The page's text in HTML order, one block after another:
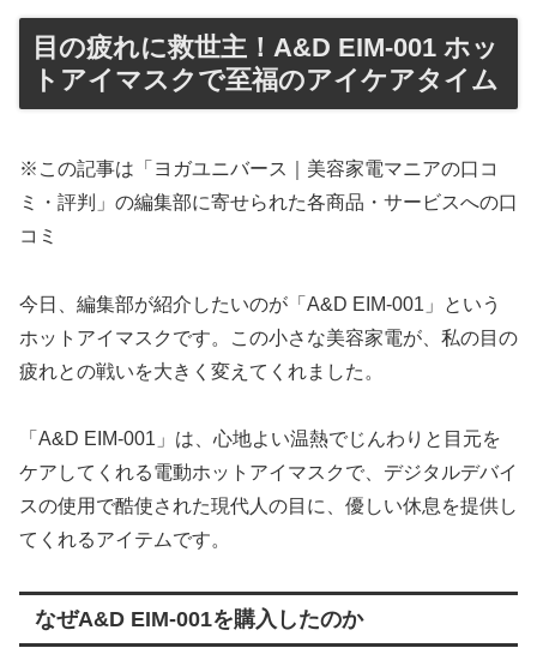
目の疲れに救世主！A&D EIM-001 ホッ
トアイマスクで至福のアイケアタイム
※この記事は「ヨガユニバース｜美容家電マニアの口コ
ミ・評判」の編集部に寄せられた各商品・サービスへの口
コミ
今日、編集部が紹介したいのが「A&D EIM-001」という
ホットアイマスクです。この小さな美容家電が、私の目の
疲れとの戦いを大きく変えてくれました。
「A&D EIM-001」は、心地よい温熱でじんわりと目元を
ケアしてくれる電動ホットアイマスクで、デジタルデバイ
スの使用で酷使された現代人の目に、優しい休息を提供し
てくれるアイテムです。
なぜA&D EIM-001を購入したのか